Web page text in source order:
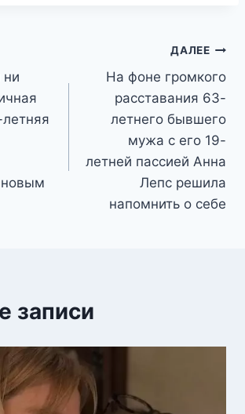
ни
новым
ДАЛЕЕ
На фоне громкого
расставания 63-
летнего бывшего
мужа с его 19-
летней пассией Анна
Лепс решила
напомнить о себе
записи